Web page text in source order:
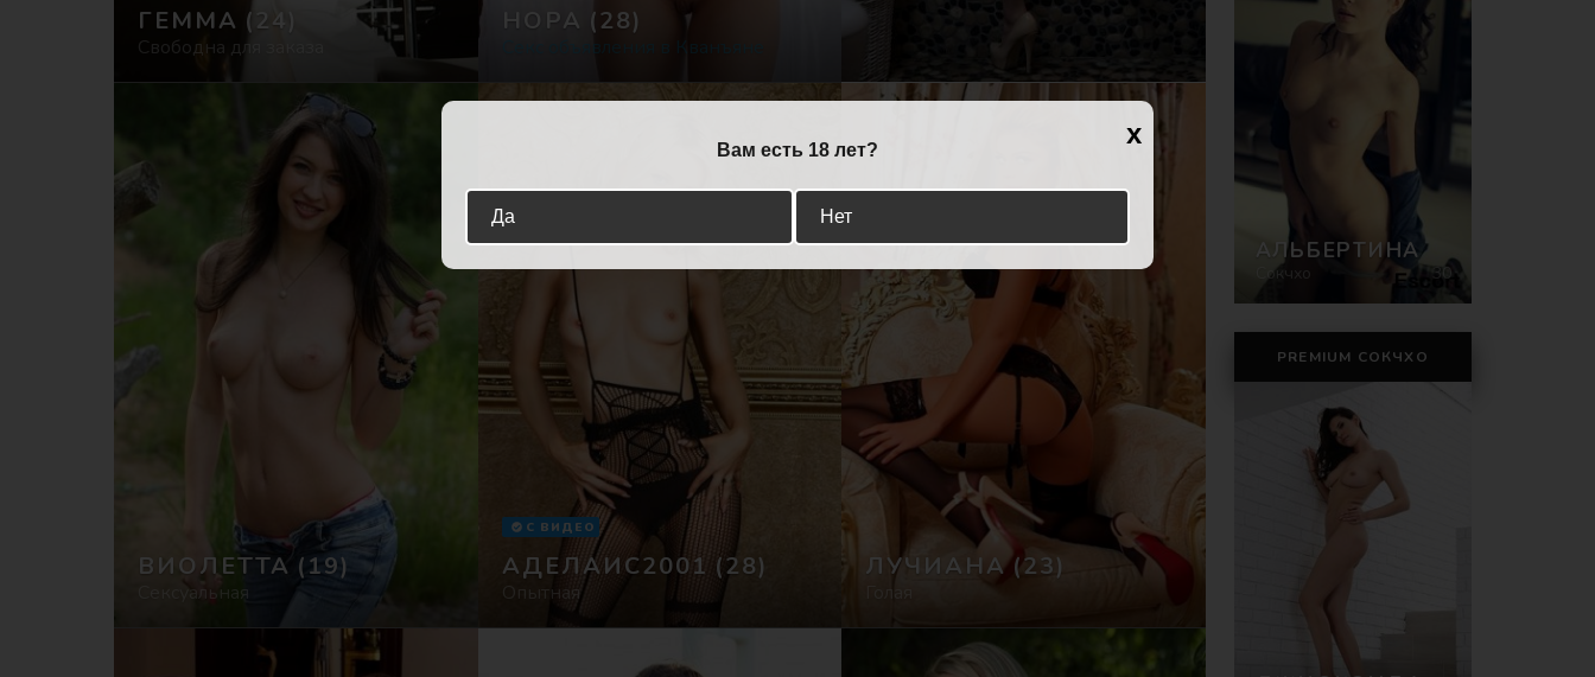
ГЕММА (24)
Свободна для заказа
НОРА (28)
ВИОЛЕТТА (19)
Сексуальная
АДЕЛАИС2001 (28)
Опытная
С ВИДЕО
ЛУЧИАНА (23)
АЛЬБЕРТИНА
Сокчхо 30
PREMIUM СОКЧХО
x
Вам есть 18 лет?
Да Нет